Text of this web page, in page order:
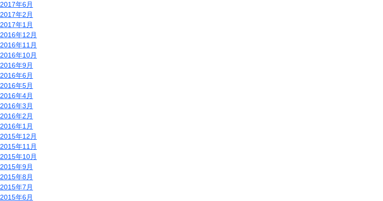
2017年6月
2017年2月
2017年1月
2016年12月
2016年11月
2016年10月
2016年9月
2016年6月
2016年5月
2016年4月
2016年3月
2016年2月
2016年1月
2015年12月
2015年11月
2015年10月
2015年9月
2015年8月
2015年7月
2015年6月